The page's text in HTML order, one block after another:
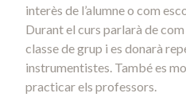
interès de l’alumne o com
Durant el curs parlarà de
classe de grup i es donarà
instrumentistes. També es
practicar els professors.